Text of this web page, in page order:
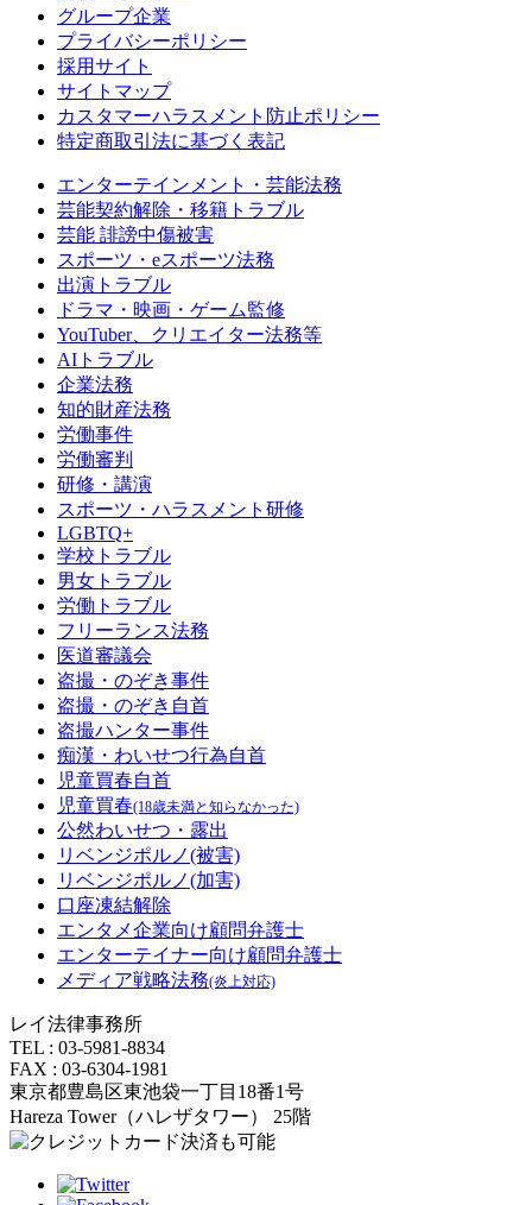
グループ企業
プライバシーポリシー
採用サイト
サイトマップ
カスタマーハラスメント防止ポリシー
特定商取引法に基づく表記
エンターテインメント・芸能法務
芸能契約解除・移籍トラブル
芸能 誹謗中傷被害
スポーツ・eスポーツ法務
出演トラブル
ドラマ・映画・ゲーム監修
YouTuber、クリエイター法務等
AIトラブル
企業法務
知的財産法務
労働事件
労働審判
研修・講演
スポーツ・ハラスメント研修
LGBTQ+
学校トラブル
男女トラブル
労働トラブル
フリーランス法務
医道審議会
盗撮・のぞき事件
盗撮・のぞき自首
盗撮ハンター事件
痴漢・わいせつ行為自首
児童買春自首
児童買春(18歳未満と知らなかった)
公然わいせつ・露出
リベンジポルノ(被害)
リベンジポルノ(加害)
口座凍結解除
エンタメ企業向け顧問弁護士
エンターテイナー向け顧問弁護士
メディア戦略法務(炎上対応)
レイ法律事務所
TEL : 03-5981-8834
FAX : 03-6304-1981
東京都豊島区東池袋一丁目18番1号
Hareza Tower（ハレザタワー） 25階